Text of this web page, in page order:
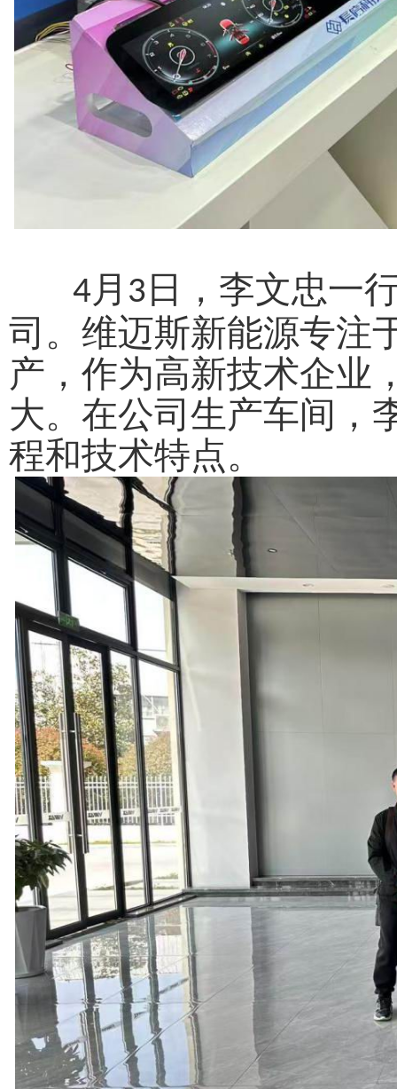
4 月 3 日， 李文忠一
司。 维迈斯新能源专注
产，作为高新技术企业
大。 在公司生产车间，
程和技术特点。